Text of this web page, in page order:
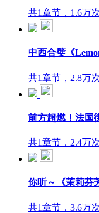
共1章节，1.6万
中西合璧《
共1章节，2.8万
前方超燃！法国
共1章节，2.4万
你听～《茉莉芬
共1章节，3.6万